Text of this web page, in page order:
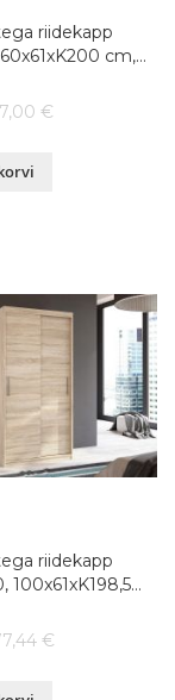
riidekapp
cm,
€
riidekapp
100x61xK198,5
€